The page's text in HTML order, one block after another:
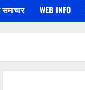
समाचार WEB INFO